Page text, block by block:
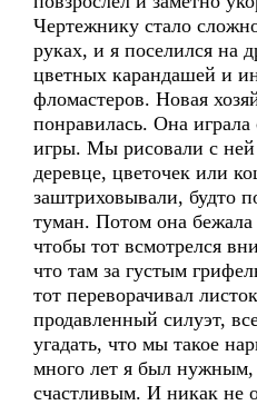
Чертежнику стало
руках, и я поселился на
цветных карандашей и
фломастеров. Новая
понравилась. Она
игры. Мы рисовали с ней
деревце, цветочек или
заштриховывали, будто
туман. Потом она
чтобы тот всмотрелся
что там за густым
тот переворачивал
продавленный силуэт,
угадать, что мы такое
много лет я был
счастливым. И никак не